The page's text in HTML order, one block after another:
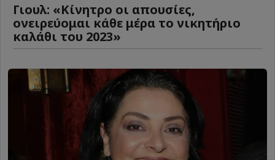
Γιουλ: «Κίνητρο οι απουσίες,
ονειρεύομαι κάθε μέρα το νικητήριο
καλάθι του 2023»